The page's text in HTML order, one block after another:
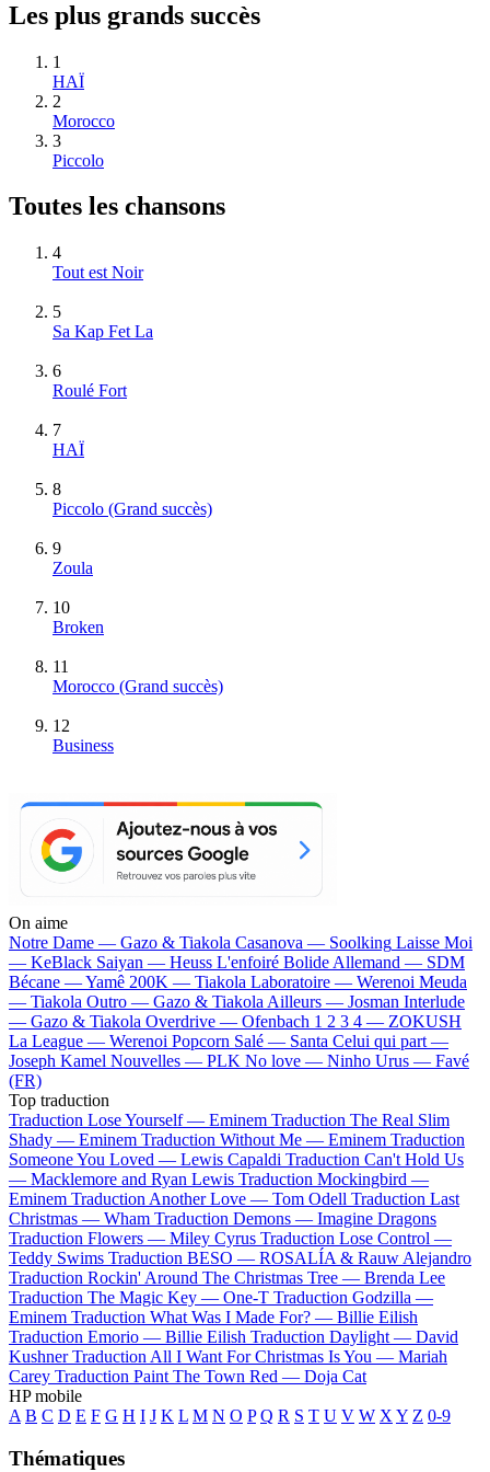
Les plus grands succès
1
HAÏ
2
Morocco
3
Piccolo
Toutes les chansons
4
Tout est Noir
5
Sa Kap Fet La
6
Roulé Fort
7
HAÏ
8
Piccolo (Grand succès)
9
Zoula
10
Broken
11
Morocco (Grand succès)
12
Business
On aime
Notre Dame — Gazo & Tiakola Casanova — Soolking Laisse Moi
— KeBlack Saiyan — Heuss L'enfoiré Bolide Allemand — SDM
Bécane —Yamê 200K — Tiakola Laboratoire — Werenoi Meuda
— Tiakola Outro — Gazo & Tiakola Ailleurs — Josman Interlude
— Gazo & Tiakola Overdrive — Ofenbach 1 2 3 4 — ZOKUSH
La League — Werenoi Popcorn Salé — Santa Celui qui part —
Joseph Kamel Nouvelles — PLK No love — Ninho Urus — Favé
(FR)
Top traduction
Traduction Lose Yourself — Eminem Traduction The Real Slim
Shady — Eminem Traduction Without Me — Eminem Traduction
Someone You Loved — Lewis Capaldi Traduction Can't Hold Us
— Macklemore and Ryan Lewis Traduction Mockingbird —
Eminem Traduction Another Love — Tom Odell Traduction Last
Christmas — Wham Traduction Demons — Imagine Dragons
Traduction Flowers — Miley Cyrus Traduction Lose Control —
Teddy Swims Traduction BESO — ROSALÍA & Rauw Alejandro
Traduction Rockin' Around The Christmas Tree — Brenda Lee
Traduction The Magic Key — One-T Traduction Godzilla —
Eminem Traduction What Was I Made For? — Billie Eilish
Traduction Emorio — Billie Eilish Traduction Daylight — David
Kushner Traduction All I Want For Christmas Is You — Mariah
Carey Traduction Paint The Town Red — Doja Cat
HP mobile
A B C D E F G H I J K L M N O P Q R S T U V W X Y Z 0-9
Thématiques